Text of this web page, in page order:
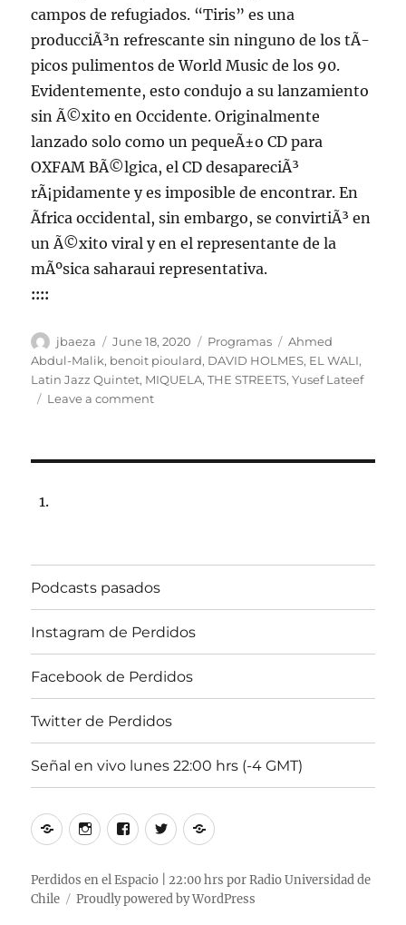
campos de refugiados. “Tiris” es una
producciÃ³n refrescante sin ninguno de los tÃ­
picos pulimentos de World Music de los 90.
Evidentemente, esto condujo a su lanzamiento
sin Ã©xito en Occidente. Originalmente
lanzado solo como un pequeÃ±o CD para
OXFAM BÃ©lgica, el CD desapareciÃ³
rÃ¡pidamente y es imposible de encontrar. En
Ãfrica occidental, sin embargo, se convirtiÃ³ en
un Ã©xito viral y en el representante de la
mÃºsica saharaui representativa.
::::
Author
jbaeza
Posted
on
June 18, 2020 Categories
Programas Tags
Ahmed
Abdul-Malik, benoit pioulard, DAVID HOLMES, EL WALI,
Latin Jazz Quintet, MIQUELA,THE STREETS,Yusef Lateef
Leave a commenton
hrs
102.5fm
Radio
U.
Podcasts pasados
Instagram de Perdidos
Facebook de Perdidos
Twitter de Perdidos
Señal en vivo lunes 22:00 hrs (-4 GMT)
PodcastsInstagram
Perdidos
Facebook
Perdidos
Twitter
Perdidos
Señal
vivo
lunes
Perdidos en el Espacio | 22:00 hrs por Radio Universidad de
Chile
Proudly powered by WordPress